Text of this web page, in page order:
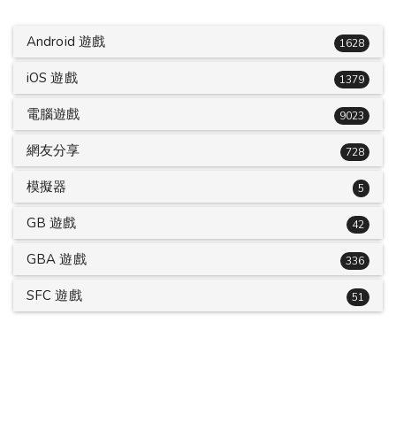
Android 遊戲 1628
iOS 遊戲 1379
電腦遊戲 9023
網友分享 728
模擬器 5
GB 遊戲 42
GBA 遊戲 336
SFC 遊戲 51